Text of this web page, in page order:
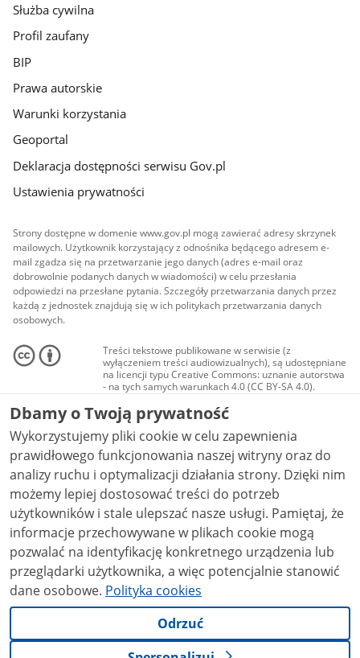
Służba cywilna
Profil zaufany
BIP
Prawa autorskie
Warunki korzystania
Geoportal
Deklaracja dostępności serwisu Gov.pl
Ustawienia prywatności
Strony dostępne w domenie www.gov.pl mogą zawierać adresy skrzynek
mailowych. Użytkownik korzystający z odnośnika będącego adresem e-
mail zgadza się na przetwarzanie jego danych (adres e-mail oraz
dobrowolnie podanych danych w wiadomości) w celu przesłania
odpowiedzi na przesłane pytania. Szczegóły przetwarzania danych przez
każdą z jednostek znajdują się w ich politykach przetwarzania danych
osobowych.
Treści tekstowe publikowane w serwisie (z
wyłączeniem treści audiowizualnych), są udostępniane
na licencji typu Creative Commons: uznanie autorstwa
- na tych samych warunkach 4.0 (CC BY-SA 4.0).
Materiały audiowizualne, w tym zdjęcia, materiały
audio i wideo, są udostępniane na licencji typu
Creative Commons: uznanie autorstwa użycie
niekomercyjne - bez utworów zależnych 4.0 (CC BY-
NC-ND 4.0), o ile nie jest to stwierdzone inaczej.
Dbamy o Twoją prywatność
Wykorzystujemy pliki cookie w celu zapewnienia
prawidłowego funkcjonowania naszej witryny oraz do
analizy ruchu i optymalizacji działania strony. Dzięki nim
możemy lepiej dostosować treści do potrzeb
użytkowników i stale ulepszać nasze usługi. Pamiętaj, że
informacje przechowywane w plikach cookie mogą
pozwalać na identyfikację konkretnego urządzenia lub
przeglądarki użytkownika, a więc potencjalnie stanowić
dane osobowe. Polityka cookies
Odrzuć